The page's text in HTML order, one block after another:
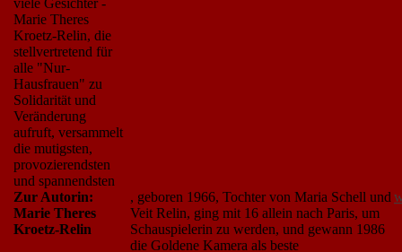
Marie Theres
Kroetz-Relin, die
stellvertretend für
alle "Nur-
Hausfrauen" zu
Solidarität und
Veränderung
aufruft, versammelt
die mutigsten,
provozierendsten
und spannendsten
Zur Autorin:
Marie Theres
Kroetz-Relin
, geboren 1966, Tochter von Maria Schell und
Veit Relin, ging mit 16 allein nach Paris, um
Schauspielerin zu werden, und gewann 1986
die Goldene Kamera als beste